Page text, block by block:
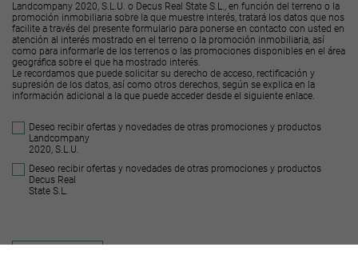
Landcompany 2020, S.L.U. o Decus Real State S.L., en función del terreno o la
promoción inmobiliaria sobre la que muestre interés, tratará los datos que nos
facilite a través del presente formulario para ponerse en contacto con usted en
atención al interés mostrado en el terreno o la promoción inmobiliaria, así
como para informarle de los terrenos o las promociones disponibles en el área
geográfica sobre el que ha mostrado interés.
Le recordamos que puede solicitar su derecho de acceso, rectificación y
supresión de los datos, así como otros derechos, según se explica en la
información adicional a la que puede acceder desde el siguiente enlace.
Deseo recibir ofertas y novedades de otras promociones y productos
Landcompany
2020, S.L.U.
Deseo recibir ofertas y novedades de otras promociones y productos
Decus Real
State S.L.